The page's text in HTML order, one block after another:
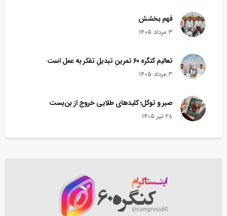
فهم بخشش
۳ مرداد ۱۴۰۵
تعالیم کنگره ۶۰ تمرینِ تبدیلِ تفکر به عمل است
۳ مرداد ۱۴۰۵
صبر و توکل؛ کلیدهای طلایی خروج از بن‌بست
۲۸ تير ۱۴۰۵